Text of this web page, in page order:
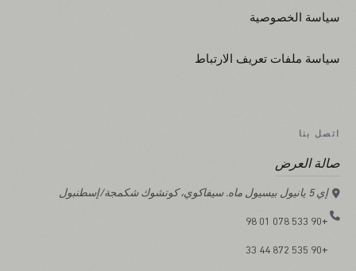
سياسة الخصوصية
سياسة ملفات تعريف الارتباط
اتصل بنا
صالة العرض
إي 5 يانيول بيسيول ماه. سيفاكوي، كوتشوك شكمجة/إسطنبول
+90 533 078 01 98
+90 535 872 44 33